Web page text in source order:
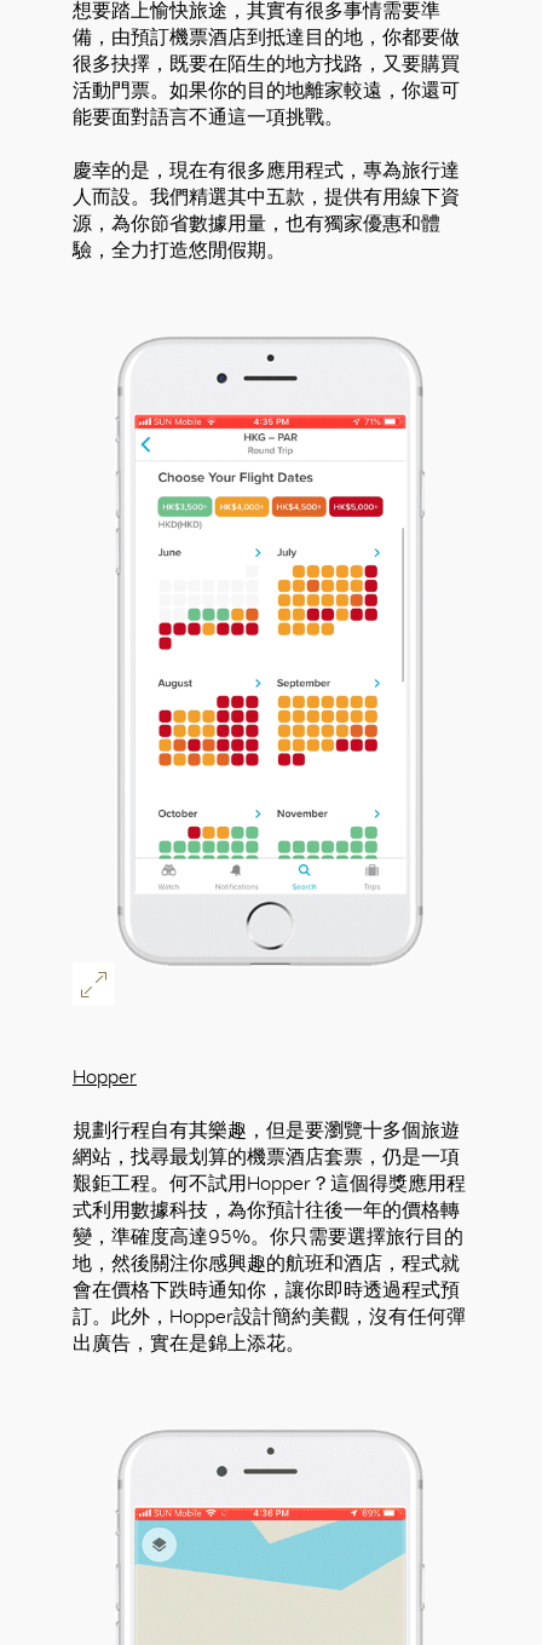
想要踏上愉快旅途，其實有很多事情需要準
備，由預訂機票酒店到抵達目的地，你都要做
很多抉擇，既要在陌生的地方找路，又要購買
活動門票。如果你的目的地離家較遠，你還可
能要面對語言不通這一項挑戰。
慶幸的是，現在有很多應用程式，專為旅行達
人而設。我們精選其中五款，提供有用線下資
源，為你節省數據用量，也有獨家優惠和體
驗，全力打造悠閒假期。
Hopper
規劃行程自有其樂趣，但是要瀏覽十多個旅遊
網站，找尋最划算的機票酒店套票，仍是一項
艱鉅工程。何不試用Hopper？這個得獎應用程
式利用數據科技，為你預計往後一年的價格轉
變，準確度高達95%。你只需要選擇旅行目的
地，然後關注你感興趣的航班和酒店，程式就
會在價格下跌時通知你，讓你即時透過程式預
訂。此外，Hopper設計簡約美觀，沒有任何彈
出廣告，實在是錦上添花。